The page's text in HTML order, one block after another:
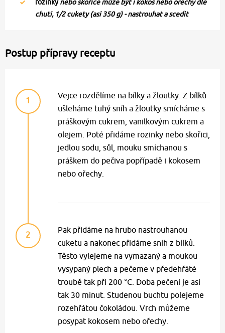
rozinkynebo skořice může být i kokos nebo ořechy dle
chuti, 1/2 cukety (asi 350 g) - nastrouhat a scedit
Postup přípravy receptu
1
Vejce rozdělíme na bílky a žloutky. Z bílků
ušleháme tuhý sníh a žloutky smícháme s
práškovým cukrem, vanilkovým cukrem a
olejem. Poté přidáme rozinky nebo skořici,
jedlou sodu, sůl, mouku smíchanou s
práškem do pečiva popřípadě i kokosem
nebo ořechy.
2
Pak přidáme na hrubo nastrouhanou
cuketu a nakonec přidáme sníh z bílků.
Těsto vylejeme na vymazaný a moukou
vysypaný plech a pečeme v předehřáté
troubě tak při 200 °C. Doba pečení je asi
tak 30 minut. Studenou buchtu polejeme
rozehřátou čokoládou. Vrch můžeme
posypat kokosem nebo ořechy.